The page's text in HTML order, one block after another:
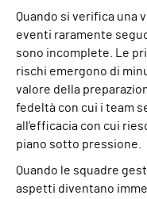
Quando si verifica una
eventi raramente
sono incomplete. Le
rischi emergono di
valore della
fedeltà con cui i team
all’efficacia con cui
piano sotto pressione.
Quando le squadre
aspetti diventano